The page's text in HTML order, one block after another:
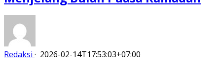
Redaksi · 2026-02-14T17:53:03+07:00